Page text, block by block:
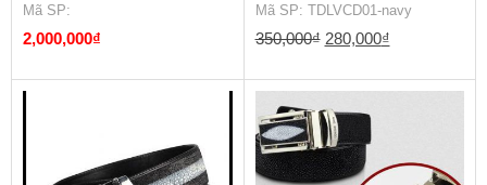
Mã SP:
2,000,000₫
Mã SP: TDLVCD01-navy
350,000₫ Giá
là:
350,000₫.
280,000₫Giá
tại